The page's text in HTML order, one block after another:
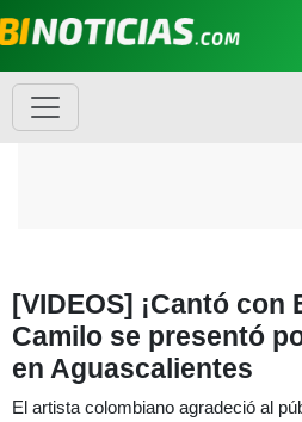
[VIDEOS] ¡Cantó con
Camilo se presentó
en Aguascalientes
El artista colombiano agradeció al